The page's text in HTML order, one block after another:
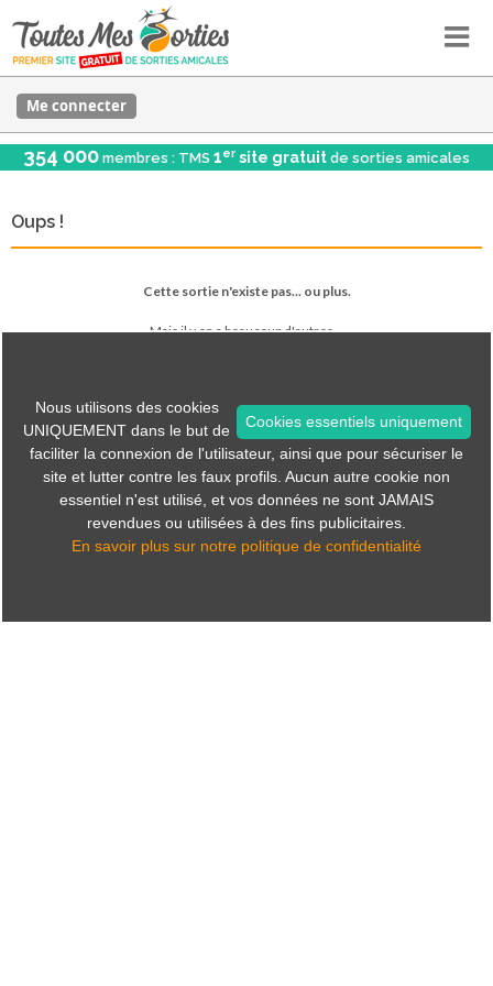
Me connecter
354 000 membres : TMS 1er site gratuit de sorties amicales
Oups !
Cette sortie n'existe pas... ou plus.
Mais il y en a beaucoup d'autres...
Tous les menus sont accessibles via les icônes en haut.
Cookies essentiels uniquement
Nous utilisons des cookies
UNIQUEMENT dans le but de
faciliter la connexion de l'utilisateur, ainsi que pour sécuriser le
site et lutter contre les faux profils. Aucun autre cookie non
essentiel n'est utilisé, et vos données ne sont JAMAIS
revendues ou utilisées à des fins publicitaires.
En savoir plus sur notre politique de confidentialité